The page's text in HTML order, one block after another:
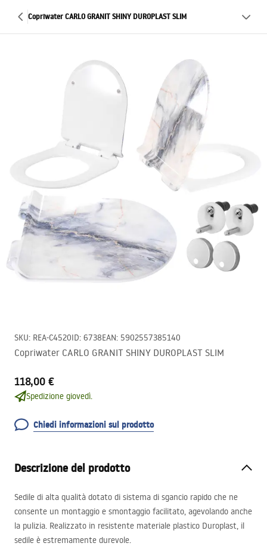
Copriwater CARLO GRANIT SHINY DUROPLAST SLIM
SKU: REA-C4520ID: 6738EAN: 5902557385140
Copriwater CARLO GRANIT SHINY DUROPLAST SLIM
118,00 €
Spedizione giovedì.
Chiedi informazioni sul prodotto
Descrizione del prodotto
Sedile di alta qualità dotato di sistema di sgancio rapido che ne
consente un montaggio e smontaggio facilitato, agevolando anche
la pulizia. Realizzato in resistente materiale plastico Duroplast, il
sedile è estremamente durevole.